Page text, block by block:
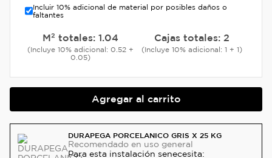
Incluir 10% adicional de material por posibles daños o
faltantes
M² totales: 1.04
(Incluye 10% adicional: 0.52 +
0.05)
Cajas totales: 2
(Incluye 10% adicional: 1 + 1)
Agregar al carrito
DURAPEGA PORCELANICO GRIS X 25 KG
Recomendado en uso general
Para esta instalación senecesita: